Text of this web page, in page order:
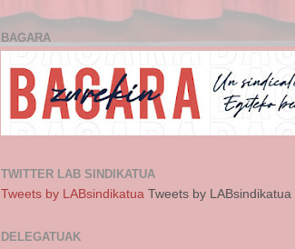
BAGARA
TWITTER LAB SINDIKATUA
Tweets by LABsindikatua Tweets by LABsindikatua
DELEGATUAK